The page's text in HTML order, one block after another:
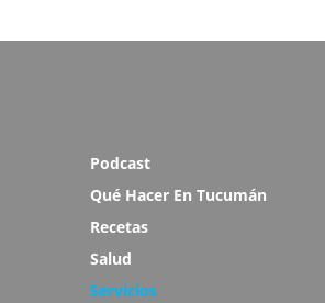
Podcast
Qué Hacer En Tucumán
Recetas
Salud
Servicios